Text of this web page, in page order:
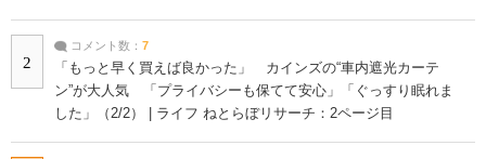
2
コメント数： 7
「もっと早く買えば良かった」 カインズの“車内遮光カーテ
ン”が大人気 「プライバシーも保てて安心」「ぐっすり眠れま
した」（2/2） | ライフ ねとらぼリサーチ：2ページ目